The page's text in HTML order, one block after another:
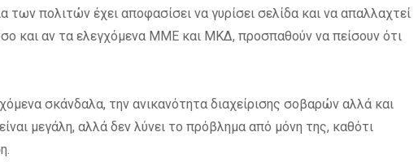
των πολιτών έχει αποφασίσει να γυρίσει σελίδα και να απαλλαχτεί
και αν τα ελεγχόμενα ΜΜΕ και ΜΚΔ, προσπαθούν να πείσουν ότι
σκάνδαλα, την ανικανότητα διαχείρισης σοβαρών αλλά και
μεγάλη, αλλά δεν λύνει το πρόβλημα από μόνη της, καθότι